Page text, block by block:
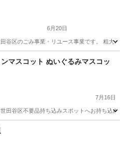
6月20日
⽥⾕区のごみ事業・リユース事業です。 粗
/小物 リユース
マスコット ぬいぐるみマスコッ
7月16日
区不要品持ち込みスポットへお持ち込みし